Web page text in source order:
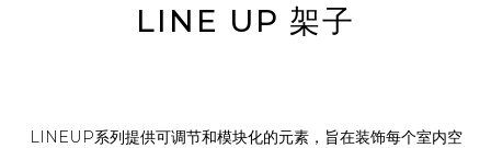
LINE UP 架子
LINEUP系列提供可调节和模块化的元素，旨在装饰每个室内空